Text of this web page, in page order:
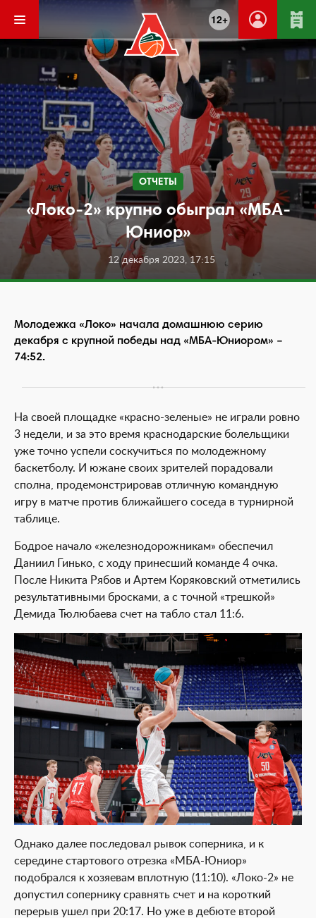
12+
ОТЧЕТЫ
«Локо-2» крупно обыграл «МБА-
Юниор»
12 декабря 2023, 17:15
Молодежка «Локо» начала домашнюю серию
декабря с крупной победы над «МБА-Юниором» –
74:52.
На своей площадке «красно-зеленые» не играли ровно
3 недели, и за это время краснодарские болельщики
уже точно успели соскучиться по молодежному
баскетболу. И южане своих зрителей порадовали
сполна, продемонстрировав отличную командную
игру в матче против ближайшего соседа в турнирной
таблице.
Бодрое начало «железнодорожникам» обеспечил
Даниил Гинько, с ходу принесший команде 4 очка.
После Никита Рябов и Артем Коряковский отметились
результативными бросками, а с точной «трешкой»
Демида Тюлюбаева счет на табло стал 11:6.
Однако далее последовал рывок соперника, и к
середине стартового отрезка «МБА-Юниор»
подобрался к хозяевам вплотную (11:10). «Локо-2» не
допустил сопернику сравнять счет и на короткий
перерыв ушел при 20:17. Но уже в дебюте второй